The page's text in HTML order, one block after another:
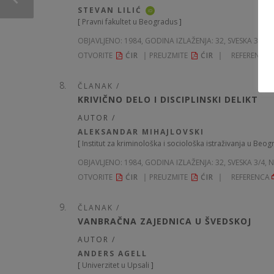
STEVAN LILIĆ
iD
[ Pravni fakultet u Beogradus]
OBJAVLJENO: 1984, GODINA IZLAŽENJA: 32, SVESKA 3/4,
OTVORITE
ĆIR PREUZMITE ĆIR REFERENCA
ČLANAK /
KRIVIČNO DELO I DISCIPLINSKI DELIKT
AUTOR /
ALEKSANDAR MIHAJLOVSKI
[ Institut za kriminološka i sociološka istraživanja u
OBJAVLJENO: 1984, GODINA IZLAŽENJA: 32, SVESKA 3/4,
OTVORITE
ĆIR PREUZMITE ĆIR REFERENCA
ČLANAK /
VANBRAČNA ZAJEDNICA U ŠVEDSKOJ
AUTOR /
ANDERS AGELL
[ Univerzitet u Upsali ]